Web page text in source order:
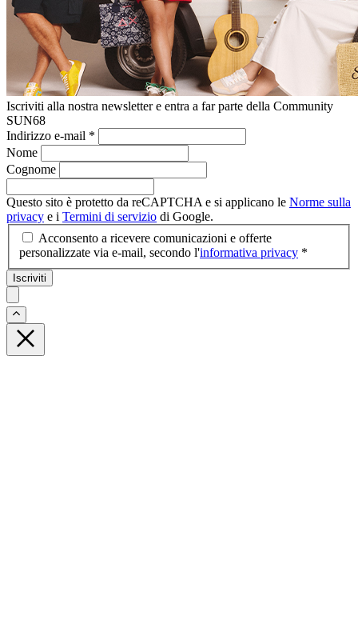
Iscriviti alla nostra newsletter e entra a far parte della Community
SUN68
Indirizzo e-mail *
Nome
Cognome
Questo sito è protetto da reCAPTCHA e si applicano le Norme sulla
privacy e i Termini di servizio di Google.
Acconsento a ricevere comunicazioni e offerte
personalizzate via e-mail, secondo l'informativa privacy *
Iscriviti